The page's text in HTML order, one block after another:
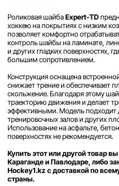
Роликовая шайбаExpert-TD
хоккею на покрытиях с низким
позволяет комфортно
контроль шайбы на ламинате,
и других гладких поверхностях,
большим сопротивлением.
Конструкция оснащена
снижает трение и обеспечивает
скольжение. Благодаря этому
траекторию движения и делает
эффективными. Модель подходит
тренировочных залов и других
Использование на асфальте,
поверхностях не рекомендуется.
Купить этот или другой товар
Караганде и Павлодаре, либо
Hockey1.kz с доставкой по
страны.